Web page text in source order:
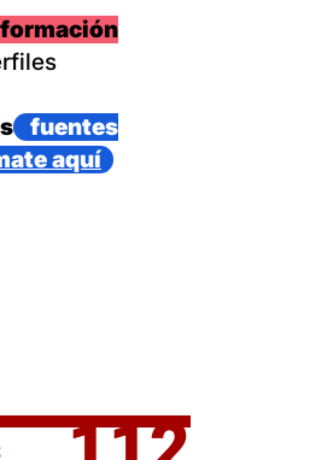
fuentes
aquí